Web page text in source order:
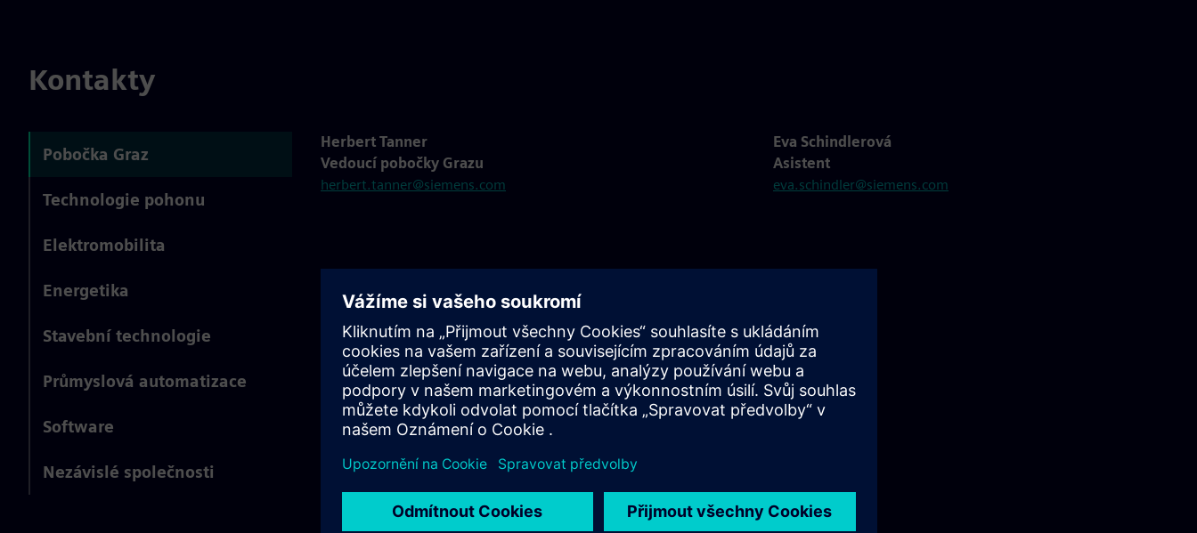
Kontakty
Pobočka Graz
Technologie pohonu
Elektromobilita
Energetika
Stavební technologie
Průmyslová automatizace
Software
Nezávislé společnosti
Herbert Tanner
Vedoucí pobočky Grazu
herbert.tanner@siemens.com
Eva Schindlerová
Asistent
eva.schindler@siemens.com